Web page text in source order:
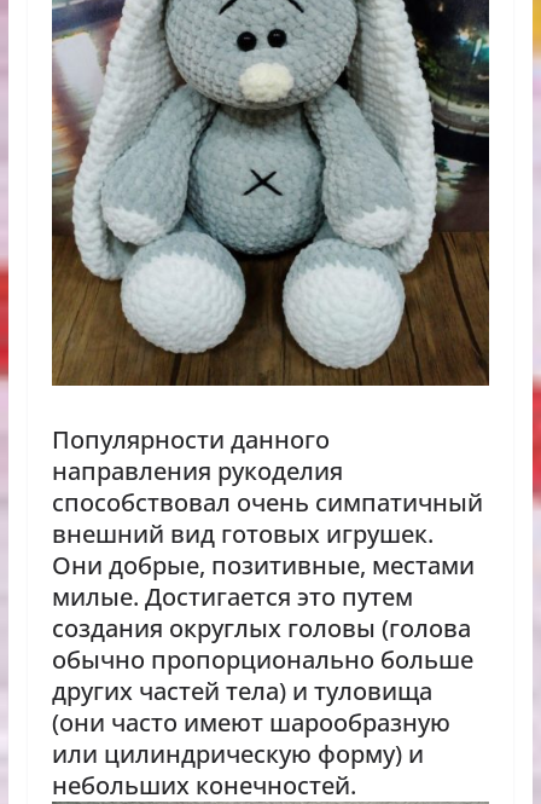
Популярности данного
направления рукоделия
способствовал очень симпатичный
внешний вид готовых игрушек.
Они добрые, позитивные, местами
милые. Достигается это путем
создания округлых головы (голова
обычно пропорционально больше
других частей тела) и туловища
(они часто имеют шарообразную
или цилиндрическую форму) и
небольших конечностей.